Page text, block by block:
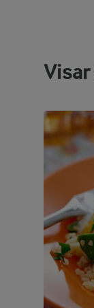
Visar